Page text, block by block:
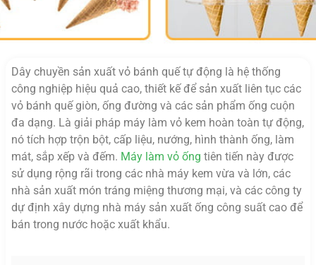
Dây chuyền sản xuất vỏ bánh quế tự động là hệ thống
công nghiệp hiệu quả cao, thiết kế để sản xuất liên tục các
vỏ bánh quế giòn, ống đường và các sản phẩm ống cuộn
đa dạng. Là giải pháp máy làm vỏ kem hoàn toàn tự động,
nó tích hợp trộn bột, cấp liệu, nướng, hình thành ống, làm
mát, sắp xếp và đếm. Máy làm vỏ ống tiên tiến này được
sử dụng rộng rãi trong các nhà máy kem vừa và lớn, các
nhà sản xuất món tráng miệng thương mại, và các công ty
dự định xây dựng nhà máy sản xuất ống công suất cao để
bán trong nước hoặc xuất khẩu.